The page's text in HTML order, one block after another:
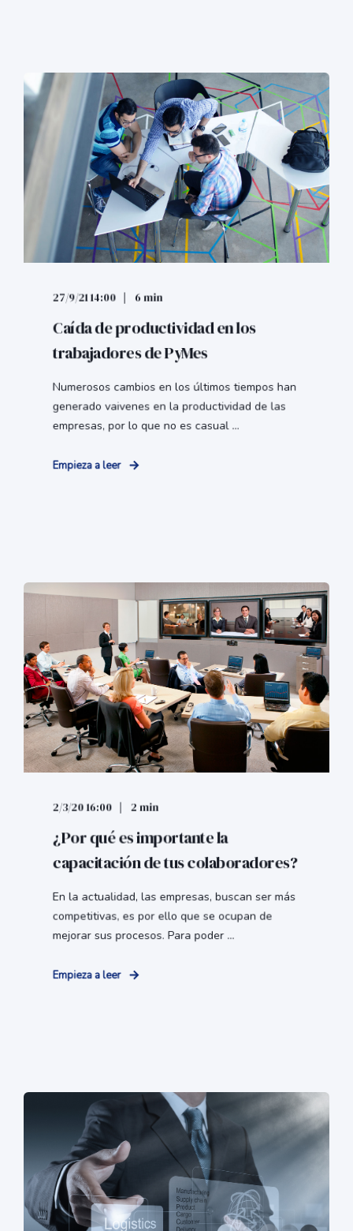
27/9/21 14:00 6 min
Caída de productividad en los
trabajadores de PyMes
Numerosos cambios en los últimos tiempos han
generado vaivenes en la productividad de las
empresas, por lo que no es casual ...
Empieza a leer
2/3/20 16:00 2 min
¿Por qué es importante la
capacitación de tus colaboradores?
En la actualidad, las empresas, buscan ser más
competitivas, es por ello que se ocupan de
mejorar sus procesos. Para poder ...
Empieza a leer